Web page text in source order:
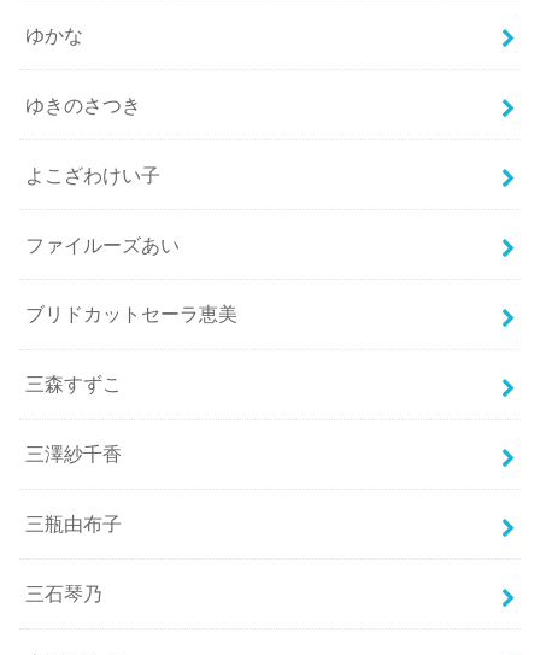
ゆかな
ゆきのさつき
よこざわけい子
ファイルーズあい
ブリドカットセーラ恵美
三森すずこ
三澤紗千香
三瓶由布子
三石琴乃